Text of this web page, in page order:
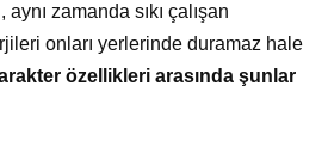
zamanda sıkı çalışan
onları yerlerinde duramaz hale
özellikleri arasında şunlar